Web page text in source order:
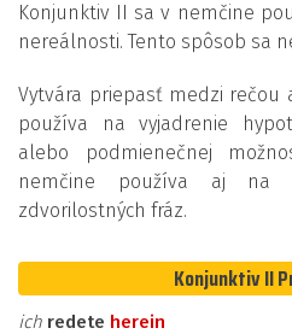
Konjunktiv II sa v nemčine
nereálnosti. Tento spôsob sa
Vytvára priepasť medzi rečou
používa na vyjadrenie
alebo podmienečnej
nemčine používa aj na
zdvorilostných fráz.
Konjunktiv II
ich redete herein